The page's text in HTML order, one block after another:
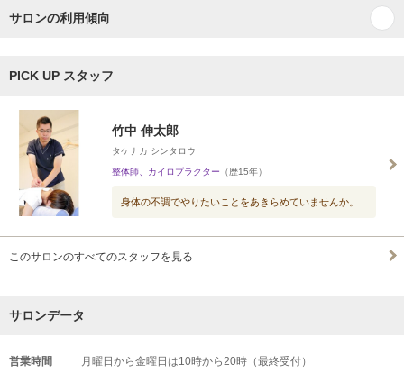
サロンの利用傾向
PICK UP スタッフ
竹中 伸太郎
タケナカ シンタロウ
整体師、カイロプラクター （歴15年）
身体の不調でやりたいことをあきらめていませんか。
このサロンのすべてのスタッフを見る
サロンデータ
営業時間 月曜日から金曜日は10時から20時（最終受付）